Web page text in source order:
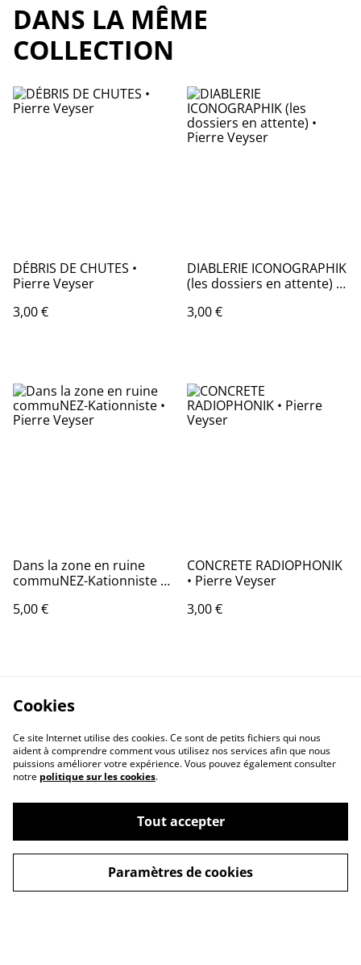
DANS LA MÊME
COLLECTION
DÉBRIS DE CHUTES •
Pierre Veyser
3,00 €
DIABLERIE ICONOGRAPHIK
(les dossiers en attente) •
3,00 €
Dans la zone en ruine
commuNEZ-Kationniste •
5,00 €
CONCRETE RADIOPHONIK
• Pierre Veyser
3,00 €
Cookies
Ce site Internet utilise des cookies. Ce sont de petits fichiers qui nous
aident à comprendre comment vous utilisez nos services afin que nous
puissions améliorer votre expérience. Vous pouvez également consulter
notre politique sur les cookies.
Tout accepter
Paramètres de cookies